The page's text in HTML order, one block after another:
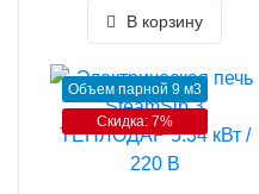
В корзину
Объем парной 9 м3
Скидка: 7%